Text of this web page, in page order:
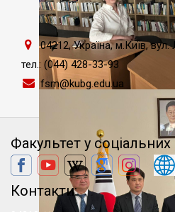
Індивідуальні дні
Факультеті східних мов
04212, Україна, м.Київ,
тел.: (044) 428-33-93
fsm@kubg.edu.ua
Факультет у
Контакти: